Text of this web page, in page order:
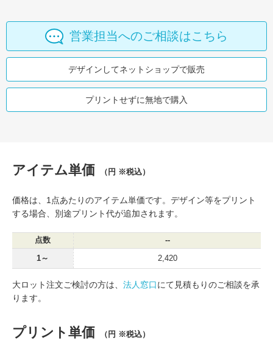
営業担当へのご相談はこちら
デザインしてネットショップで販売
プリントせずに無地で購入
アイテム単価 （円 ※税込）
価格は、1点あたりのアイテム単価です。デザイン等をプリント
する場合、別途プリント代が追加されます。
点数 --
1～ 2,420
大ロット注文ご検討の方は、 法人窓口にて見積もりのご相談を承
ります。
プリント単価 （円 ※税込）